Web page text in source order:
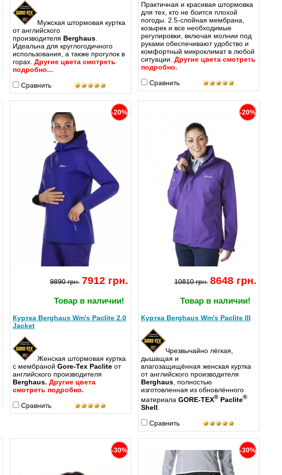
Мужская штормовая куртка
от английского
производителя Berghaus.
Идеальна для круглогодичного
использования, а также прогулок в
горах. Другие цвета смотреть
подробно...
Сравнить
Практичная и красивая штормовка
для тех, кто не боится плохой
погоды. 2.5-слойная мембрана,
козырек и все необходимые
регулировки, включая молнии под
руками обеспечивают удобство и
комфортный микроклимат в любой
ситуации. Другие цвета смотреть
подробно.
Сравнить
-20%
9890 грн. 7912 грн.
Товар в наличии!
Куртка Berghaus Wm's Paclite 2.0
Jacket
Женская штормовая куртка
с мембраной Gore-Tex Pacliteот
английского производителя
Berghaus. Другие цвета
смотреть подробно.
Сравнить
-20%
10810 грн. 8648 грн.
Товар в наличии!
Куртка Berghaus Wm's Paclite III
Чрезвычайно лёгкая,
дышащая и
влагозащищённая женская куртка
от английского производителя
Berghaus, полностью
изготовленная из обновлённого
материала GORE-TEX®Paclite®
Shell
Сравнить
-30% -30%